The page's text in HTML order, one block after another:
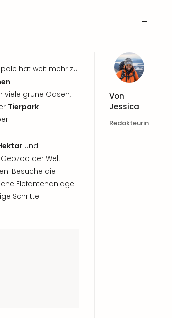
hat weit mehr zu
grüne Oasen,
Tierpark
und
der Welt
Besuche die
Elefantenanlage
Schritte
Von
Jessica
Redakteurin